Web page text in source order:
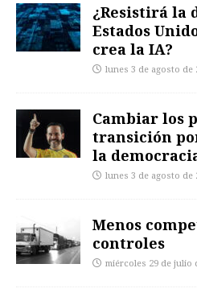
¿Resistirá la
Estados
crea la IA?
lunes 3 de agosto de
Cambiar los
transición
la
lunes 3 de agosto de
Menos
controles
miércoles 29 de julio